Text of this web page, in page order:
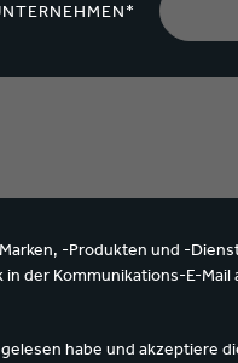
-Produkten und -
der Kommunikations-E-Mail
gelesen habe und akzeptiere